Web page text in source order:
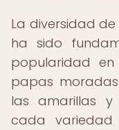
La diversidad
ha sido
popularidad
papas
las amarillas
cada